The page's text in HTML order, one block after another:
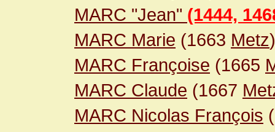
MARC "Jean" (1444,
MARC Marie (1663 Metz)
MARC Françoise (1665
MARC Claude (1667
MARC Nicolas François